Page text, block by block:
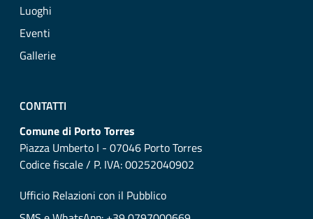
Luoghi
Eventi
Gallerie
CONTATTI
Comune di Porto Torres
Piazza Umberto I - 07046 Porto Torres
Codice fiscale / P. IVA: 00252040902
Ufficio Relazioni con il Pubblico